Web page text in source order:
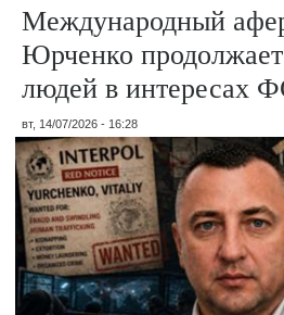
Международный
Юрченко продолжает
людей в интересах
вт, 14/07/2026 - 16:28